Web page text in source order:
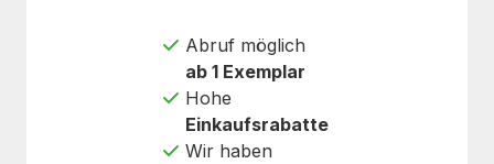
Abruf möglich
ab 1 Exemplar
Hohe
Einkaufsrabatte
Wir haben